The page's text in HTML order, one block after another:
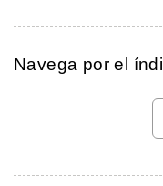
Navega por el